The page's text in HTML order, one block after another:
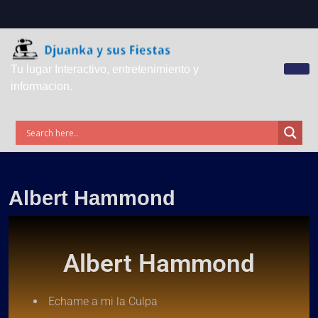
Tu lugar Interactivo, entretenimiento y
informacion.
Albert Hammond
Albert Hammond
Echame a mi la Culpa